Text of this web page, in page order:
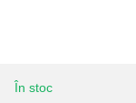
În stoc